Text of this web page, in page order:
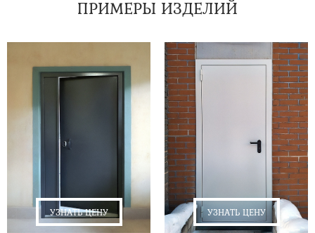
ПРИМЕРЫ ИЗДЕЛИЙ
УЗНАТЬ ЦЕНУ УЗНАТЬ ЦЕНУ